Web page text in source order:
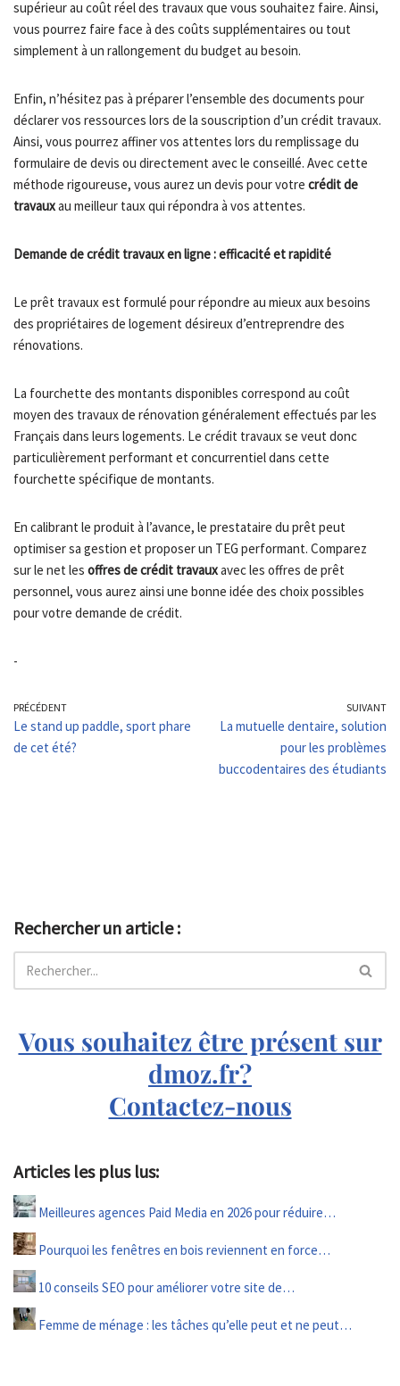
supérieur au coût réel des travaux que vous souhaitez faire. Ainsi,
vous pourrez faire face à des coûts supplémentaires ou tout
simplement à un rallongement du budget au besoin.
Enfin, n’hésitez pas à préparer l’ensemble des documents pour
déclarer vos ressources lors de la souscription d’un crédit travaux.
Ainsi, vous pourrez affiner vos attentes lors du remplissage du
formulaire de devis ou directement avec le conseillé. Avec cette
méthode rigoureuse, vous aurez un devis pour votre crédit de
travauxau meilleur taux qui répondra à vos attentes.
Demande de crédit travaux en ligne : efficacité et rapidité
Le prêt travaux est formulé pour répondre au mieux aux besoins
des propriétaires de logement désireux d’entreprendre des
rénovations.
La fourchette des montants disponibles correspond au coût
moyen des travaux de rénovation généralement effectués par les
Français dans leurs logements. Le crédit travaux se veut donc
particulièrement performant et concurrentiel dans cette
fourchette spécifique de montants.
En calibrant le produit à l’avance, le prestataire du prêt peut
optimiser sa gestion et proposer un TEG performant. Comparez
sur le net les offres de crédit travauxavec les offres de prêt
personnel, vous aurez ainsi une bonne idée des choix possibles
pour votre demande de crédit.
-
PRÉCÉDENT
Le stand up paddle, sport phare
de cet été?
SUIVANT
La mutuelle dentaire, solution
pour les problèmes
buccodentaires des étudiants
Rechercher un article :
Vous souhaitez être présent sur
dmoz.fr?
Contactez-nous
Articles les plus lus:
Meilleures agences Paid Media en 2026 pour réduire…
Pourquoi les fenêtres en bois reviennent en force…
10 conseils SEO pour améliorer votre site de…
Femme de ménage : les tâches qu’elle peut et ne peut…